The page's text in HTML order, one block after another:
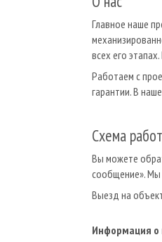
Главное наше
всех его
Работаем с
гарантии. В
Схема
Вы можете
сообщение». Мы
Выезд на
Информация о